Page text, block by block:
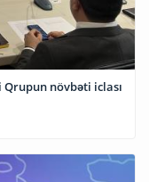
növbəti iclası